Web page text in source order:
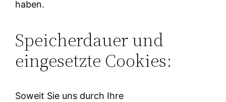
haben.
Speicherdauer und
eingesetzte Cookies:
Soweit Sie uns durch Ihre